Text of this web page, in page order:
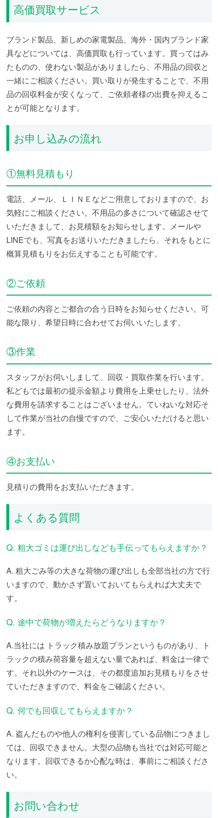
高価買取サービス
ブランド製品、新しめの家電製品、海外・国内ブランド家
具などについては、高価買取も行っています。買ってはみ
たものの、使わない製品がありましたら、不用品の回収と
一緒にご相談ください。買い取りが発生することで、不用
品の回収料金が安くなって、ご依頼者様の出費を抑えるこ
とが可能となります。
お申し込みの流れ
①無料見積もり
電話、メール、ＬＩＮＥなどご用意しておりますので、お
気軽にご相談ください。不用品の多さについて確認させて
いただきまして、お見積額をお知らせします。メールや
LINEでも、写真をお送りいただきましたら、それをもとに
概算見積もりをお伝えすることも可能です。
②ご依頼
ご依頼の内容とご都合の合う日時をお知らせください。可
能な限り、希望日時に合わせてお伺いいたします。
③作業
スタッフがお伺いしまして、回収・買取作業を行います。
私どもでは最初の提示金額より費用を上乗せしたり、法外
な費用を請求することはございません。ていねいな対応そ
して作業が当社の自慢ですので、ご安心いただけると思い
ます。
④お支払い
見積りの費用をお支払いただきます。
よくある質問
Q. 粗大ゴミは運び出しなども手伝ってもらえますか？
A. 粗大ごみ等の大きな荷物の運び出しも全部当社の方で行
いますので、動かさず置いておいてもらえれば大丈夫で
す。
Q. 途中で荷物が増えたらどうなりますか？
A.当社には トラック積み放題プランというものがあり、ト
ラックの積み荷容量を超えない量であれば、料金は一律で
す。それ以外のケースは、その都度追加お見積もりをさせ
ていただきますので、料金をご確認ください。
Q. 何でも回収してもらえますか？
A. 盗んだものや他人の権利を侵害している品物につきまし
ては、回収できません。大型の品物も当社では対応可能と
なります。回収できるか心配な時は、事前にご相談くださ
い。
お問い合わせ